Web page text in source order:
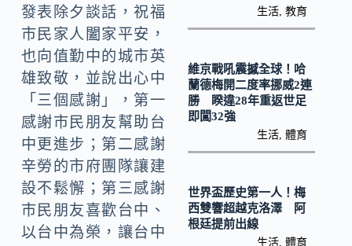
發表除夕談話，祝福
市民家人闔家平安，
也向值勤中的城市英
雄致敬，並說出心中
「三個感謝」，第一
感謝市民朋友幫助台
中更進步；第二感謝
辛勞的市府團隊讓建
設不鬆懈；第三感謝
市民朋友喜歡台中、
以台中為榮，讓台中
生活 ,教育
維京戰吼震撼全球！哈
蘭德梅開二度率挪威2連
勝 睽違28年重返世足
即闖32強
生活 ,體育
世界盃歷史第一人！梅
西雙響超越克洛澤 阿
根廷提前出線
生活 ,體育